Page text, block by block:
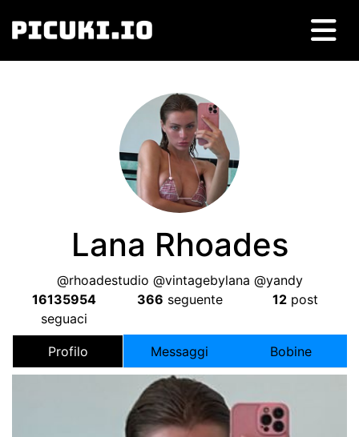
Lana Rhoades
@rhoadestudio @vintagebylana @yandy
16135954
seguaci
366 seguente 12post
Profilo Messaggi Bobine